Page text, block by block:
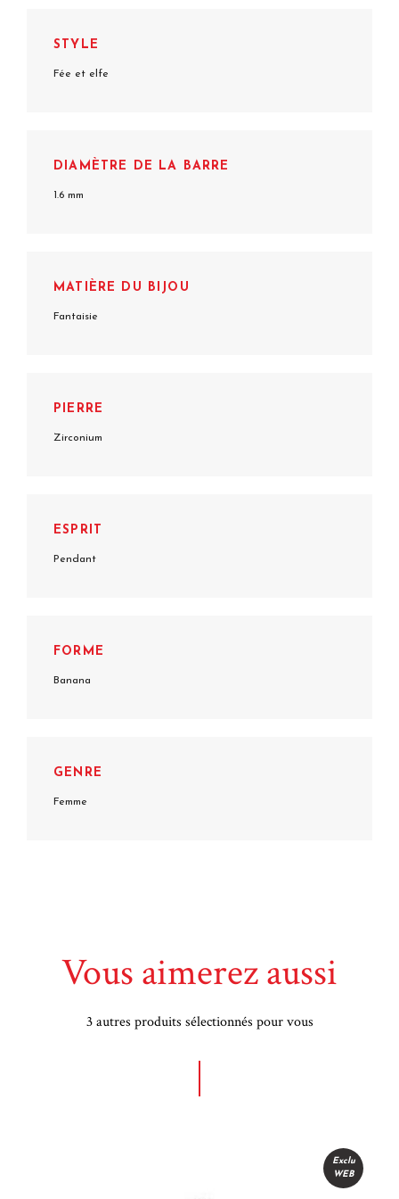
STYLE
Fée et elfe
DIAMÈTRE DE LA BARRE
1.6 mm
MATIÈRE DU BIJOU
Fantaisie
PIERRE
Zirconium
ESPRIT
Pendant
FORME
Banana
GENRE
Femme
Vous aimerez aussi
3 autres produits sélectionnés pour vous
Exclu
WEB